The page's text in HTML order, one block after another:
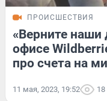
ПРОИСШЕСТВИЯ
«Верните наши
офисе
про счета на
11 мая, 2023, 19:52 18